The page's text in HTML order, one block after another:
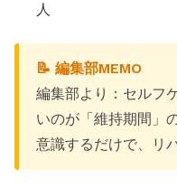
人
📝 編集部MEMO
編集部より：セルフ
いのが「維持期間」
意識するだけで、リ